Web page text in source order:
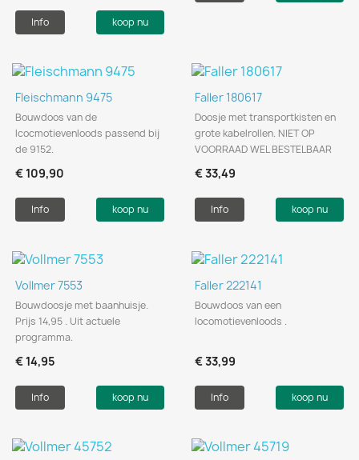
Info koop nu
Fleischmann 9475
Bouwdoos van de
lcocmotievenloods passend bij
de 9152.
€ 109,90
Info koop nu
Faller 180617
Doosje met transportkisten en
grote kabelrollen. NIET OP
VOORRAAD WEL BESTELBAAR
€ 33,49
Info koop nu
Vollmer 7553
Bouwdoosje met baanhuisje.
Prijs 14,95 . Uit actuele
programma.
€ 14,95
Info koop nu
Faller 222141
Bouwdoos van een
locomotievenloods .
€ 33,99
Info koop nu